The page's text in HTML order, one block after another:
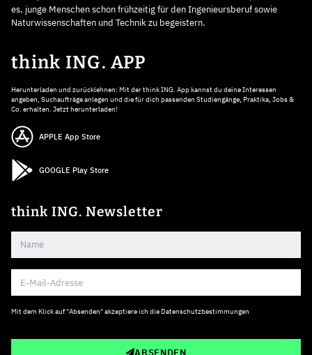
es, junge Menschen schon frühzeitig für den Ingenieursberuf sowie
Naturwissenschaften und Technik zu begeistern.
think ING. APP
Herunterladen und zurücklehnen: Mit der think ING. App kannst du deine Interessen
angeben, Suchaufträge anlegen und die für dich passenden Studiengänge, Praktika, Jobs &
Co. erhalten. Jetzt herunterladen!
APPLE App Store
GOOGLE Play Store
think ING. Newsletter
Mit dem Klick auf "Absenden" akzeptiere ich die Datenschutzbestimmungen
ABSENDEN